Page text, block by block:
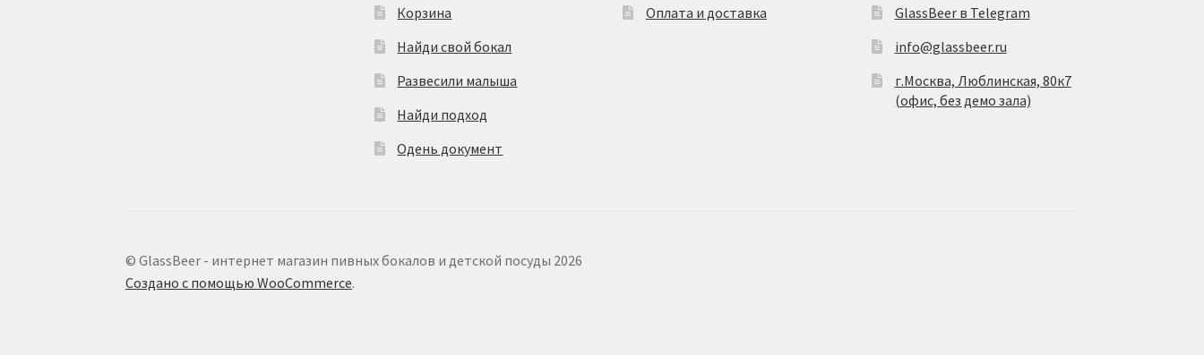
Корзина
Найди свой бокал
Развесили малыша
Найди подход
Одень документ
Оплата и доставка
GlassBeer в Telegram
info@glassbeer.ru
г.Москва, Люблинская, 80к7
(офис, без демо зала)
© GlassBeer - интернет магазин пивных бокалов и детской посуды 2026
Создано с помощью WooCommerce.